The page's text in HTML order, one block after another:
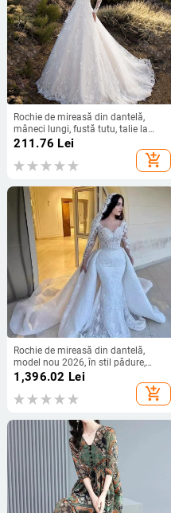
Rochie de mireasă din dantelă,
mâneci lungi, fustă tutu, talie la
mijloc, rochie lungă
211.76 Lei
add_shopping_cart
Rochie de mireasă din dantelă,
model nou 2026, în stil pădure,
mâneci lungi, siluetă sirenă
1,396.02 Lei
add_shopping_cart